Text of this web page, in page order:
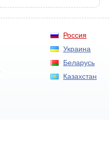
Россия
Украина
Беларусь
Казахстан